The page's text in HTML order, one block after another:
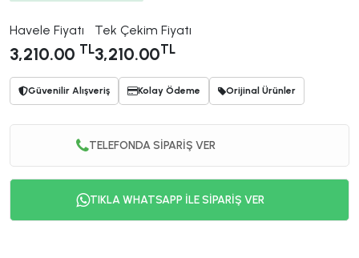
Havele Fiyatı
3,210.00 TL
Tek Çekim Fiyatı
3,210.00TL
Güvenilir Alışveriş Kolay Ödeme Orijinal Ürünler
TELEFONDA SİPARİŞ VER
TIKLA WHATSAPP İLE SİPARİŞ VER